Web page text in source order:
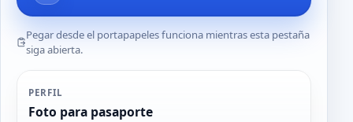
Pegar desde el portapapeles funciona mientras esta pestaña
siga abierta.
PERFIL
Foto para pasaporte